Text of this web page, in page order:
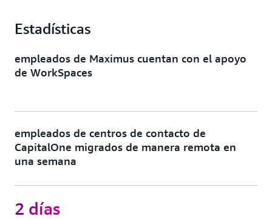
Estadísticas
empleados de Maximus cuentan con el apoyo
de WorkSpaces
empleados de centros de contacto de
CapitalOne migrados de manera remota en
una semana
2 días